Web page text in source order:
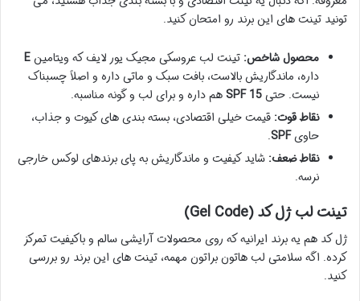
تونید تینت های این برند رو امتحان کنید.
محصول شاخص: تینت لب عروسکی مجیک یور لایف که ویتامینE
داره، ماندگاریش بالاست، بافت سبک و ماتی داره و اصلاً چسبناک
نیست. حتیSPF 15هم داره و برای لب و گونه مناسبه.
نقاط قوت: قیمت خیلی اقتصادی، بسته بندی های کیوت و جذاب،
حاویSPF
.
نقاط ضعف: شاید کیفیت و ماندگاریش به پای برندهای لوکس خارجی
نرسه.
تینت لب ژل کد (Gel Code)
ژل کد هم یه برند ایرانیه که روی محصولات آرایشی سالم و باکیفیت تمرکز
کرده. اگه سلامتی لب هاتون براتون مهمه، تینت های این برند رو بررسی
کنید.